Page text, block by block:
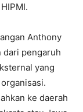
Anthony
dari pengaruh
yang
ke daerah